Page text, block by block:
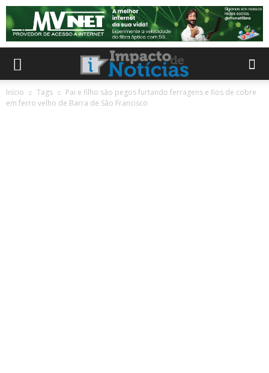
Início Tags
Pai e filho são pegos furtando ferragens e fios de cobre
em ferro velho de Barra de São Francisco